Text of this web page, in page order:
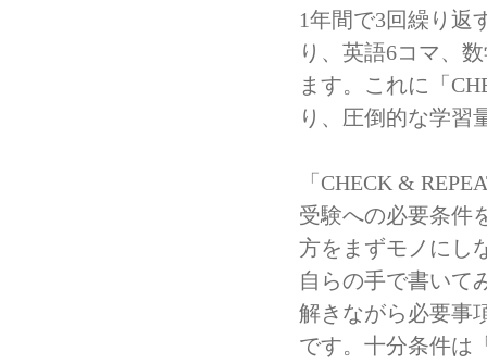
1年間で3回繰り返
り、英語6コマ、
ます。これに「
り、圧倒的な学習
「CHECK &
受験への必要条件
方をまずモノにし
自らの手で書いて
解きながら必要事
です。十分条件は